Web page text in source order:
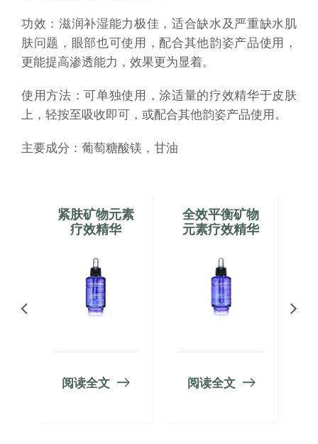
功效：滋润补湿能力极佳，适合缺水及严重缺水肌
肤问题，眼部也可使用，配合其他韵姿产品使用，
更能提高渗透能力，效果更为显着。
使用方法：可单独使用，涂适量的疗效精华于皮肤
上，轻按至吸收即可，或配合其他韵姿产品使用。
主要成分：葡萄糖酸镁，甘油
紧肤矿物元素
疗效精华
阅读全文
全效平衡矿物
元素疗效精华
阅读全文